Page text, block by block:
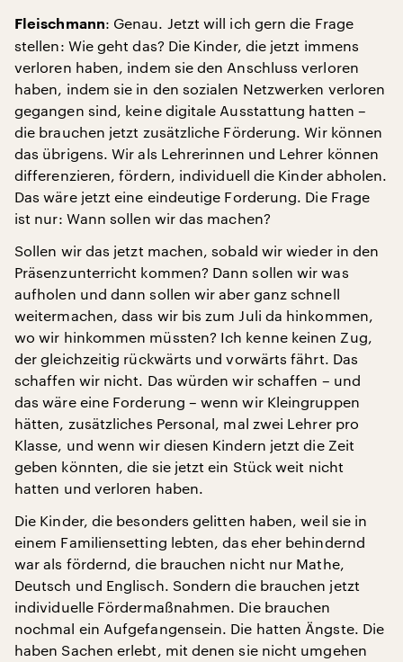
Fleischmann: Genau. Jetzt will ich gern die Frage
stellen: Wie geht das? Die Kinder, die jetzt immens
verloren haben, indem sie den Anschluss verloren
haben, indem sie in den sozialen Netzwerken verloren
gegangen sind, keine digitale Ausstattung hatten –
die brauchen jetzt zusätzliche Förderung. Wir können
das übrigens. Wir als Lehrerinnen und Lehrer können
differenzieren, fördern, individuell die Kinder abholen.
Das wäre jetzt eine eindeutige Forderung. Die Frage
ist nur: Wann sollen wir das machen?
Sollen wir das jetzt machen, sobald wir wieder in den
Präsenzunterricht kommen? Dann sollen wir was
aufholen und dann sollen wir aber ganz schnell
weitermachen, dass wir bis zum Juli da hinkommen,
wo wir hinkommen müssten? Ich kenne keinen Zug,
der gleichzeitig rückwärts und vorwärts fährt. Das
schaffen wir nicht. Das würden wir schaffen – und
das wäre eine Forderung – wenn wir Kleingruppen
hätten, zusätzliches Personal, mal zwei Lehrer pro
Klasse, und wenn wir diesen Kindern jetzt die Zeit
geben könnten, die sie jetzt ein Stück weit nicht
hatten und verloren haben.
Die Kinder, die besonders gelitten haben, weil sie in
einem Familiensetting lebten, das eher behindernd
war als fördernd, die brauchen nicht nur Mathe,
Deutsch und Englisch. Sondern die brauchen jetzt
individuelle Fördermaßnahmen. Die brauchen
nochmal ein Aufgefangensein. Die hatten Ängste. Die
haben Sachen erlebt, mit denen sie nicht umgehen